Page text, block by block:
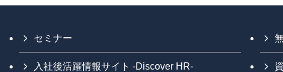
セミナー
入社後活躍情報サイト -Discover HR-